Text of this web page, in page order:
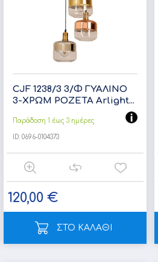
CJF 1238/3 3/Φ ΓΥΑΛΙΝΟ
3-ΧΡΩΜ ΡΟΖΕΤΑ Arlight...
Παράδοση 1 έως 3 ημέρες
ID: 0696-0104373
120,00 €
ΣΤΟ ΚΑΛΑΘΙ